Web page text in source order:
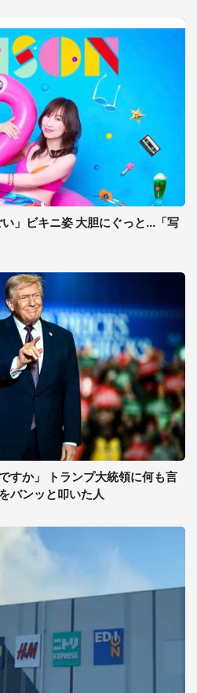
」ビキニ姿 大胆にぐっと...「写
すか」 トランプ大統領に何も言
バンッと叩いた人